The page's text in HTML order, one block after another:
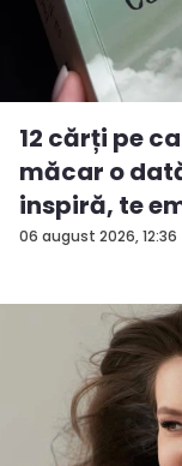
06 august 2026, 12:36
12 cărți pe
măcar o
inspiră, te